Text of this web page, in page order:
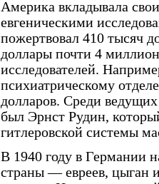
Америка вкладывала
евгеническими
пожертвовал 410 тысяч
доллары почти 4
исследователей.
психиатрическому
долларов. Среди
был Эрнст Рудин,
гитлеровской системы
В 1940 году в Германии
страны — евреев, цыган